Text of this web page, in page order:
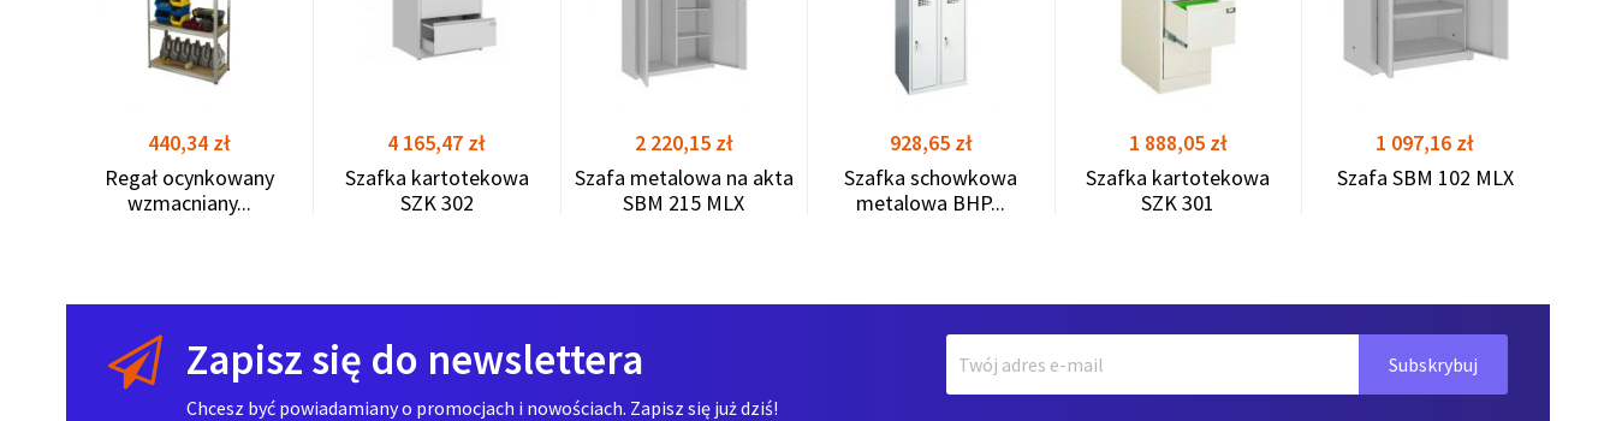
Cena
440,34 zł
Regał ocynkowany
wzmacniany...
Cena
4 165,47 zł
Szafka kartotekowa
SZK 302
Cena
2 220,15 zł
Szafa metalowa na akta
SBM 215 MLX
Cena
928,65 zł
Szafka schowkowa
metalowa BHP...
Cena
1 888,05 zł
Szafka kartotekowa
SZK 301
Cena
1 097,16 zł
Szafa SBM 102 MLX
Zapisz się do newslettera
Chcesz być powiadamiany o promocjach i nowościach. Zapisz się już dziś!